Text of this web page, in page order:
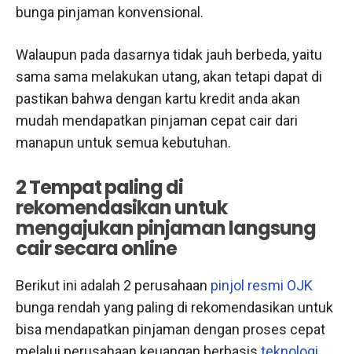
bunga pinjaman konvensional.
Walaupun pada dasarnya tidak jauh berbeda, yaitu
sama sama melakukan utang, akan tetapi dapat di
pastikan bahwa dengan kartu kredit anda akan
mudah mendapatkan pinjaman cepat cair dari
manapun untuk semua kebutuhan.
2 Tempat paling di
rekomendasikan untuk
mengajukan pinjaman langsung
cair secara online
Berikut ini adalah 2 perusahaan pinjol resmi OJK
bunga rendah yang paling di rekomendasikan untuk
bisa mendapatkan pinjaman dengan proses cepat